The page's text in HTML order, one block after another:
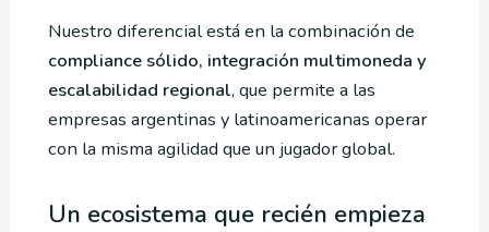
Nuestro diferencial está en la combinación de
compliance sólido, integración multimoneda y
escalabilidad regional, que permite a las
empresas argentinas y latinoamericanas operar
con la misma agilidad que un jugador global.
Un ecosistema que recién empieza